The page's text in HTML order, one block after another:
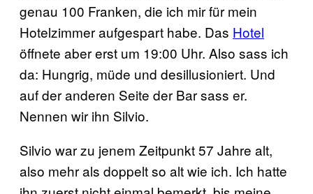
genau 100 Franken, die ich mir für mein
Hotelzimmer aufgespart habe. Das Hotel
öffnete aber erst um 19:00 Uhr. Also sass ich
da: Hungrig, müde und desillusioniert. Und
auf der anderen Seite der Bar sass er.
Nennen wir ihn Silvio.
Silvio war zu jenem Zeitpunkt 57 Jahre alt,
also mehr als doppelt so alt wie ich. Ich hatte